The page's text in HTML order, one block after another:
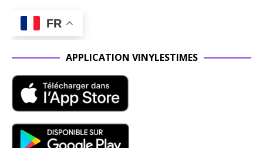
FR
APPLICATION VINYLESTIMES